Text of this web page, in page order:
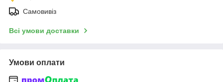
Самовивіз
Всі умови доставки
Умови оплати